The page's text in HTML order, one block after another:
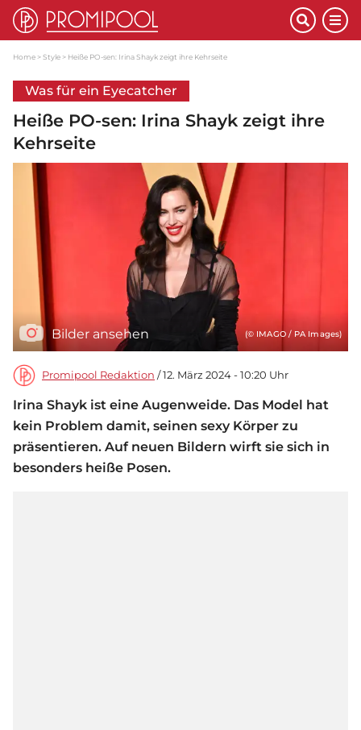
Home Style Heiße PO-sen: Irina Shayk zeigt ihre Kehrseite
Was für ein Eyecatcher
Heiße PO-sen: Irina Shayk zeigt ihre
Kehrseite
Bilder ansehen (© IMAGO / PA Images)
Promipool Redaktion / 12. März 2024 - 10:20 Uhr
Irina Shayk ist eine Augenweide. Das Model hat
kein Problem damit, seinen sexy Körper zu
präsentieren. Auf neuen Bildern wirft sie sich in
besonders heiße Posen.